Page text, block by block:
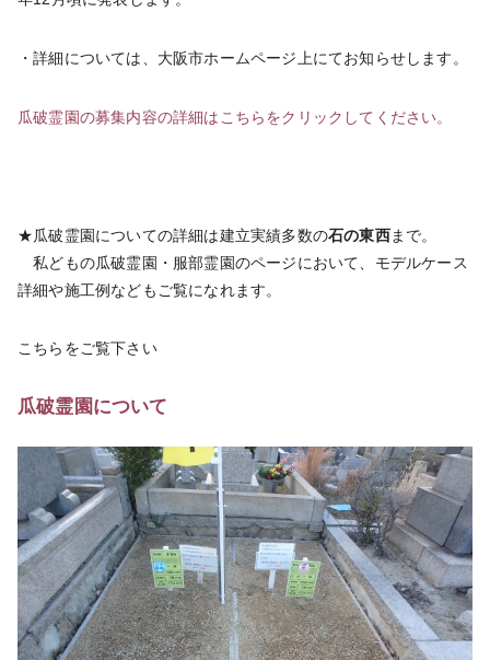
・詳細については、大阪市ホームページ上にてお知らせします。
瓜破霊園の募集内容の詳細はこちらをクリックしてください。
★瓜破霊園についての詳細は建立実績多数の石の東西まで。
私どもの瓜破霊園・服部霊園のページにおいて、モデルケース
詳細や施工例などもご覧になれます。
こちらをご覧下さい
瓜破霊園について